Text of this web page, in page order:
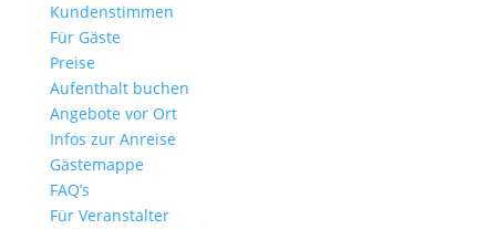
Kundenstimmen
Für Gäste
Preise
Aufenthalt buchen
Angebote vor Ort
Infos zur Anreise
Gästemappe
FAQ’s
Für Veranstalter